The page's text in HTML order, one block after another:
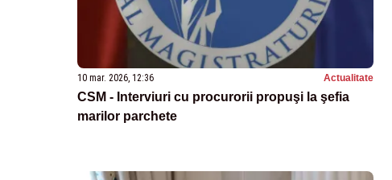
10 mar. 2026, 12:36 Actualitate
CSM - Interviuri cu procurorii propuşi la şefia
marilor parchete